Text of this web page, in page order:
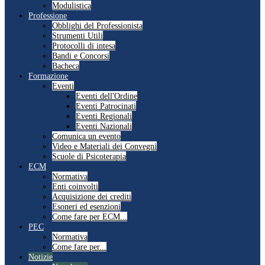
Modulistica
Professione
Obblighi del Professionista
Strumenti Utili
Protocolli di intesa
Bandi e Concorsi
Bacheca
Formazione
Eventi
Eventi dell'Ordine
Eventi Patrocinati
Eventi Regionali
Eventi Nazionali
Comunica un evento
Video e Materiali dei Convegni
Scuole di Psicoterapia
ECM
Normativa
Enti coinvolti
Acquisizione dei crediti
Esoneri ed esenzioni
Come fare per ECM...
PEC
Normativa
Come fare per...
Notizie